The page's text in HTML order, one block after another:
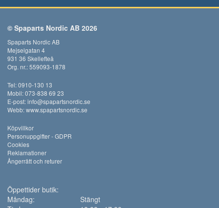
© Spaparts Nordic AB 2026
Spaparts Nordic AB
Mejselgatan 4
931 36 Skellefteå
Org. nr.: 559093-1878
Tel: 0910-130 13
Mobil: 073-838 69 23
E-post:info@spapartsnordic.se
Webb:www.spapartsnordic.se
Köpvillkor
Personuppgifter - GDPR
Cookies
Reklamationer
Ångerrätt och returer
Öppettider butik:
Måndag:
Stängt